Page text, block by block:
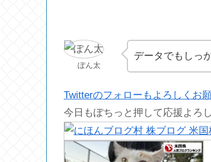
ぽん太
データでもしっ
Twitterのフォローもよろしくお願
今日もぽちっと押して応援よろ